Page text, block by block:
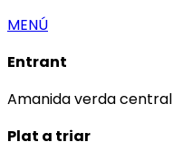
MENÚ
Entrant
Amanida verda central
Plat a triar